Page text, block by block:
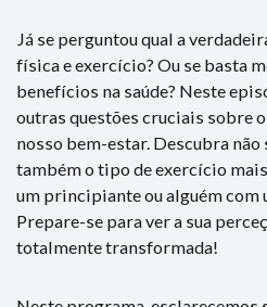
Já se perguntou qual a
física e exercício? Ou se basta
benefícios na saúde? Neste
outras questões cruciais sobre
nosso bem-estar. Descubra não
também o tipo de exercício
um principiante ou alguém com
Prepare-se para ver a sua
totalmente transformada!